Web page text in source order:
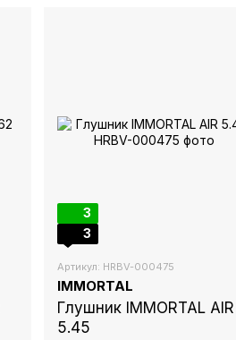
3
3
Артикул: HRBV-000475
IMMORTAL
Глушник IMMORTAL AIR
5.45